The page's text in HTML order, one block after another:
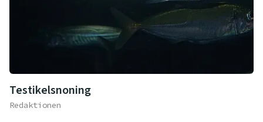
Testikelsnoning
Redaktionen